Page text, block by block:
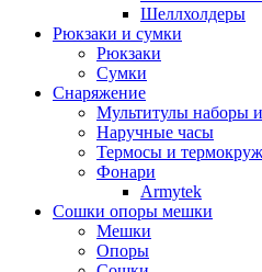
Шеллхолдеры
Рюкзаки и сумки
Рюкзаки
Сумки
Снаряжение
Мультитулы наборы
Наручные часы
Термосы и
Фонари
Armytek
Сошки опоры мешки
Мешки
Опоры